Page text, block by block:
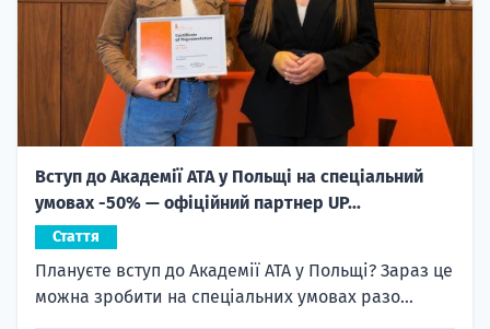
Вступ до Академії ATA у Польщі на спеціальний
умовах -50% — офіційний партнер UP...
Стаття
Плануєте вступ до Академії ATA у Польщі? Зараз це
можна зробити на спеціальних умовах разо...